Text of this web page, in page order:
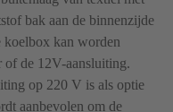
bak aan de binnenzijde
koelbox kan worden
of de 12V-aansluiting.
op 220 V is als optie
aanbevolen om de